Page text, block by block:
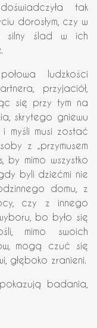
tak
dorosłym, czy w
silny ślad w ich
ludzkości
przyjaciół,
się przy tym na
skrytego gniewu
myśli musi zostać
z „przymusem
by mimo wszystko
byli dziećmi nie
domu, z
czy z innego
bo było się
mimo swoich
mogą czuć się
głęboko zranieni.
badania,